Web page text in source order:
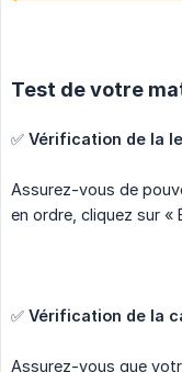
Test de votre
✅ Vérification de la
Assurez-vous de
en ordre, cliquez sur «
✅ Vérification de la
Assurez-vous que